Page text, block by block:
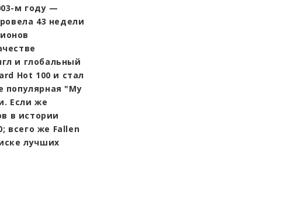
м году —
43 недели
и глобальный
Hot 100 и стал
популярная "My
Если же
в истории
всего же Fallen
лучших